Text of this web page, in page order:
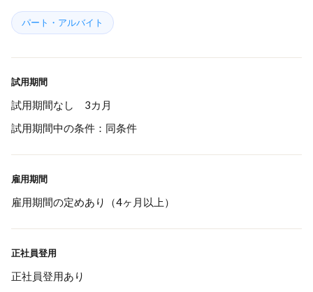
パート・アルバイト
試用期間
試用期間なし 3カ月
試用期間中の条件：同条件
雇用期間
雇用期間の定めあり（4ヶ月以上）
正社員登用
正社員登用あり